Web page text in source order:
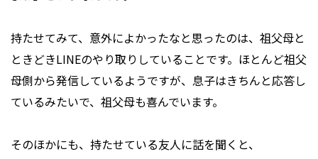
持たせてみて、意外によかったなと思ったのは、祖父母と
ときどきLINEのやり取りしていることです。ほとんど祖父
母側から発信しているようですが、息子はきちんと応答し
ているみたいで、祖父母も喜んでいます。
そのほかにも、持たせている友人に話を聞くと、